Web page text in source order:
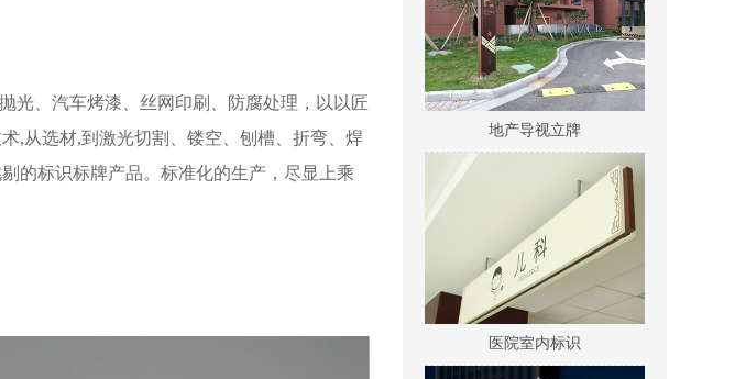
光、汽车烤漆、丝网印刷、防腐处理，以以匠
,从选材,到激光切割、镂空、刨槽、折弯、焊
的标识标牌产品。标准化的生产，尽显上乘
地产导视立牌
医院室内标识